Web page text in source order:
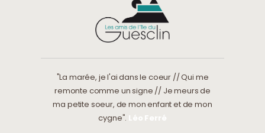
"La marée, je l'ai dans le coeur // Qui me
remonte comme un signe // Je meurs de
ma petite soeur, de mon enfant et de mon
cygne". Léo Ferré